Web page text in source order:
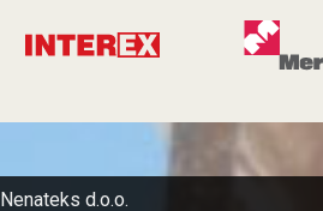
Nenateks d.o.o.